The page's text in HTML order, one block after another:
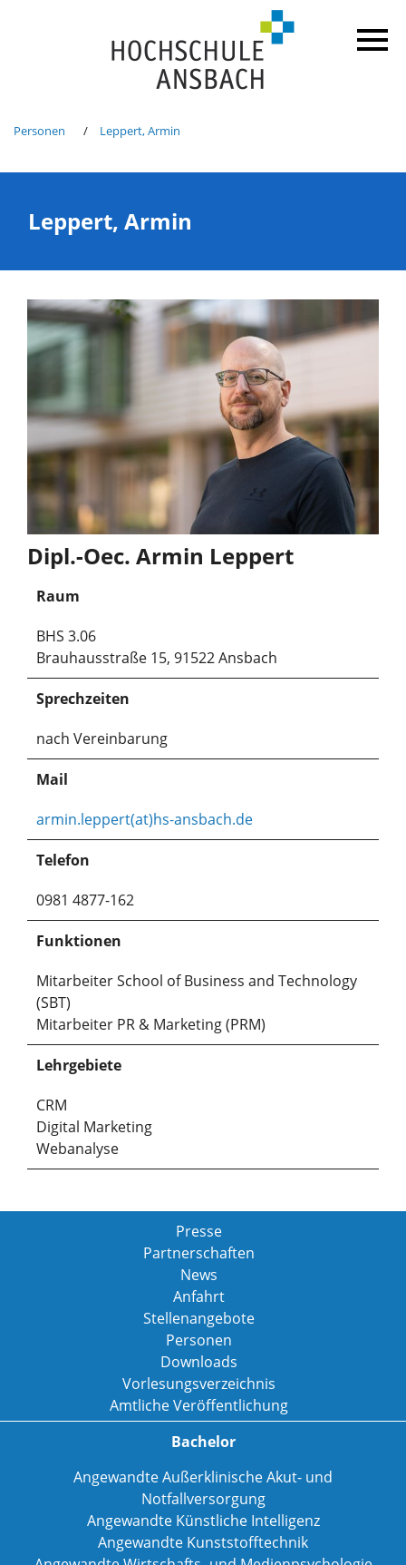
Personen Leppert, Armin
Leppert, Armin
Dipl.-Oec. Armin Leppert
Raum
BHS 3.06
Brauhausstraße 15, 91522 Ansbach
Sprechzeiten
nach Vereinbarung
Mail
armin.leppert(at)hs-ansbach.de
Telefon
0981 4877-162
Funktionen
Mitarbeiter School of Business and Technology
(SBT)
Mitarbeiter PR & Marketing (PRM)
Lehrgebiete
CRM
Digital Marketing
Webanalyse
Presse
Partnerschaften
News
Anfahrt
Stellenangebote
Personen
Downloads
Vorlesungsverzeichnis
Amtliche Veröffentlichung
Bachelor
Angewandte Außerklinische Akut- und
Notfallversorgung
Angewandte Künstliche Intelligenz
Angewandte Kunststofftechnik